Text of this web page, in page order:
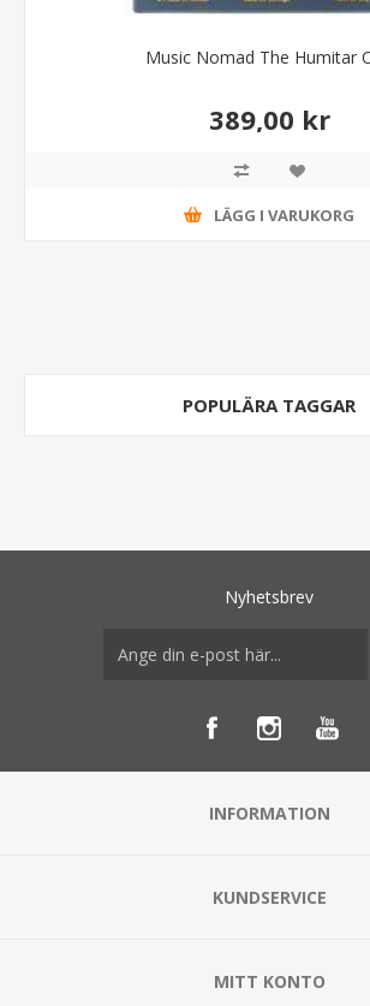
Music Nomad The Humitar
389,00 kr
LÄGG I VARUKORG
POPULÄRA TAGGAR
Nyhetsbrev
INFORMATION
KUNDSERVICE
MITT KONTO